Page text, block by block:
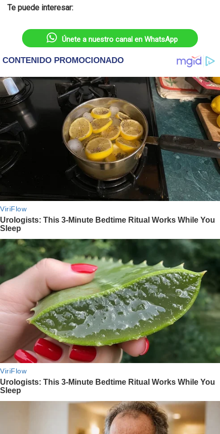
Te puede interesar:
Únete a nuestro canal en WhatsApp